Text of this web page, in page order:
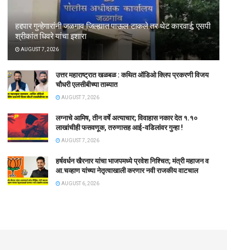
हद्दपार गुन्हेगारांनी जळगाव जिल्ह्यात पाऊल टाकले तर थेट कारवाई; एसपी
श्रीकांत धिवरे यांचा इशारा
AUGUST 7, 2026
उत्तर महाराष्ट्रात खळबळ : कथित ऑडिओ क्लिप प्रकरणी विजय
चौधरी एलसीबीच्या ताब्यात
AUGUST 7, 2026
लग्नाचे आमिष, तीन वर्षे अत्याचार; विवाहास नकार देत १.१०
लाखांचीही फसवणूक, तरुणासह आई-वडिलांवर गुन्हा !
AUGUST 7, 2026
हर्षवर्धन खैरनार यांचा भाजपमध्ये प्रवेश निश्चित; मंत्री महाजन व
आ.चव्हाण यांच्या नेतृत्वाखाली करणार नवी राजकीय वाटचाल
AUGUST 6, 2026